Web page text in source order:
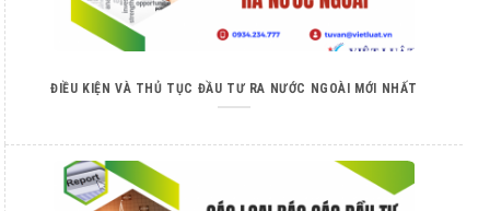
ĐIỀU KIỆN VÀ THỦ TỤC ĐẦU TƯ RA NƯỚC NGOÀI MỚI NHẤT